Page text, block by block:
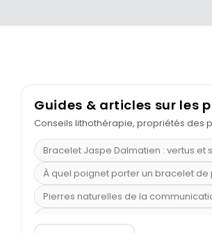
Guides & articles sur les
Conseils lithothérapie, propriétés des
Bracelet Jaspe Dalmatien : vertus et
À quel poignet porter un bracelet de
Pierres naturelles de la